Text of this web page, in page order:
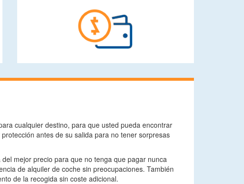
cualquier destino, para que usted pueda encontrar
antes de su salida para no tener sorpresas
mejor precio para que no tenga que pagar nunca
de alquiler de coche sin preocupaciones. También
de la recogida sin coste adicional.